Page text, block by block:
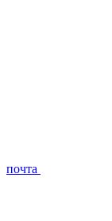
почта